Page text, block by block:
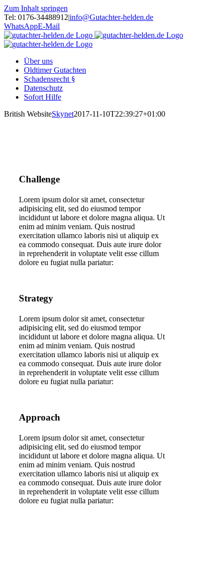
Zum Inhalt springen
Tel: 0176-34488912|info@Gutachter-helden.de
WhatsAppE-Mail
Über uns
Oldtimer Gutachten
Schadensrecht §
Datenschutz
Sofort Hilfe
British WebsiteSkynet2017-11-10T22:39:27+01:00
Challenge
Lorem ipsum dolor sit amet, consectetur
adipisicing elit, sed do eiusmod tempor
incididunt ut labore et dolore magna aliqua. Ut
enim ad minim veniam. Quis nostrud
exercitation ullamco laboris nisi ut aliquip ex
ea commodo consequat. Duis aute irure dolor
in reprehenderit in voluptate velit esse cillum
dolore eu fugiat nulla pariatur:
Strategy
Lorem ipsum dolor sit amet, consectetur
adipisicing elit, sed do eiusmod tempor
incididunt ut labore et dolore magna aliqua. Ut
enim ad minim veniam. Quis nostrud
exercitation ullamco laboris nisi ut aliquip ex
ea commodo consequat. Duis aute irure dolor
in reprehenderit in voluptate velit esse cillum
dolore eu fugiat nulla pariatur:
Approach
Lorem ipsum dolor sit amet, consectetur
adipisicing elit, sed do eiusmod tempor
incididunt ut labore et dolore magna aliqua. Ut
enim ad minim veniam. Quis nostrud
exercitation ullamco laboris nisi ut aliquip ex
ea commodo consequat. Duis aute irure dolor
in reprehenderit in voluptate velit esse cillum
dolore eu fugiat nulla pariatur: